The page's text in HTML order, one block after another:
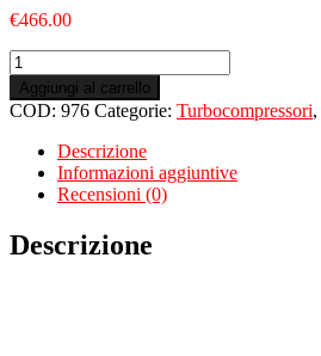
€466.00
Turbo
Nuovo
per
AUDI
4E2
BNA
quantità
Aggiungi al carrello
COD: 976 Categorie: Turbocompressori,
Descrizione
Informazioni aggiuntive
Recensioni (0)
Descrizione